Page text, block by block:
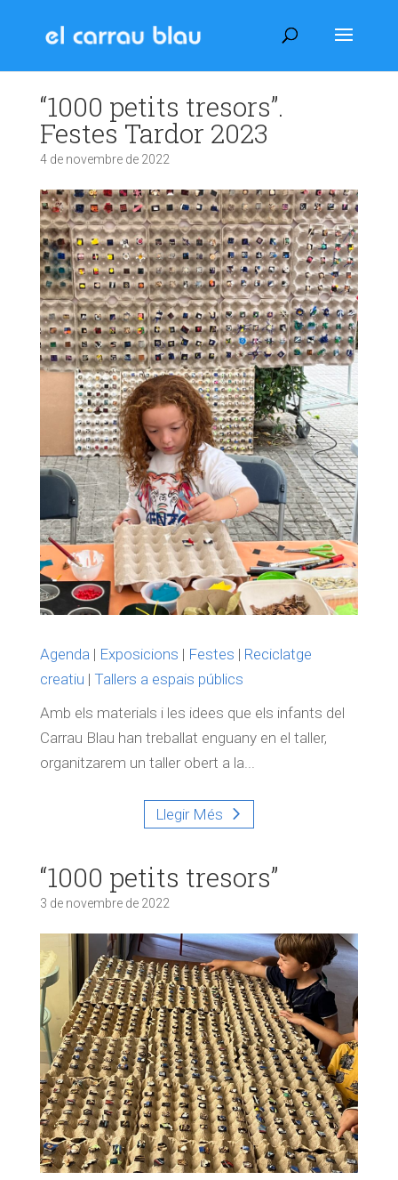
“1000 petits tresors”.
Festes Tardor 2023
4 de novembre de 2022
Agenda | Exposicions | Festes | Reciclatge
creatiu | Tallers a espais públics
Amb els materials i les idees que els infants del
Carrau Blau han treballat enguany en el taller,
organitzarem un taller obert a la...
Llegir Més
“1000 petits tresors”
3 de novembre de 2022